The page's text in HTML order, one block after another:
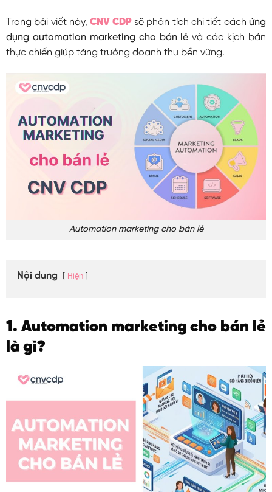
Trong bài viết này,CNV CDPsẽ phân tích chi tiết cáchứng
dụng automation marketing cho bán lẻ và các kịch bản
thực chiến giúp tăng trưởng doanh thu bền vững.
Automation marketing cho bán lẻ
Nội dung Hiện
1. Automation marketing cho bán lẻ
là gì?